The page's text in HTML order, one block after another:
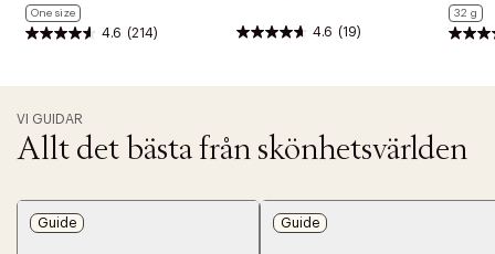
One size
4.6 (214) 4.6 (19)
32 g
VI GUIDAR
Allt det bästa från skönhetsvärlden
Guide Guide